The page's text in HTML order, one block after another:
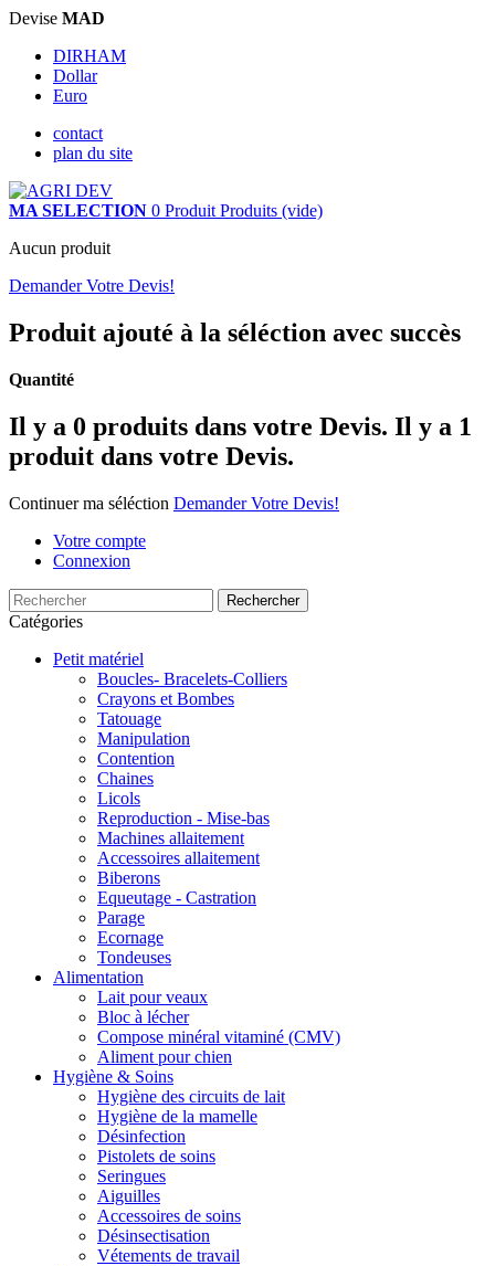
Devise MAD
DIRHAM
Dollar
Euro
contact
plan du site
MA SELECTION 0 Produit Produits (vide)
Aucun produit
Demander Votre Devis!
Produit ajouté à la séléction avec succès
Quantité
Il y a 0 produits dans votre Devis. Il y a 1
produit dans votre Devis.
Continuer ma séléction Demander Votre Devis!
Votre compte
Connexion
Rechercher
Catégories
Petit matériel
Boucles- Bracelets-Colliers
Crayons et Bombes
Tatouage
Manipulation
Contention
Chaines
Licols
Reproduction - Mise-bas
Machines allaitement
Accessoires allaitement
Biberons
Equeutage - Castration
Parage
Ecornage
Tondeuses
Alimentation
Lait pour veaux
Bloc à lécher
Compose minéral vitaminé (CMV)
Aliment pour chien
Hygiène & Soins
Hygiène des circuits de lait
Hygiène de la mamelle
Désinfection
Pistolets de soins
Seringues
Aiguilles
Accessoires de soins
Désinsectisation
Vétements de travail